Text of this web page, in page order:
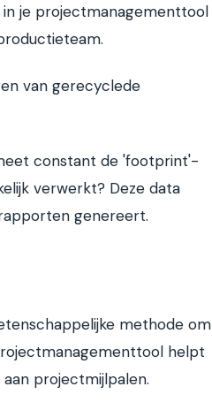
in je projectmanagementtool
van gerecyclede
constant de 'footprint'-
verwerkt? Deze data
genereert.
methode om
helpt
projectmijlpalen.